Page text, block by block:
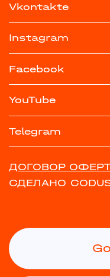
Vkontakte
Instagram
Facebook
YouTube
Telegram
ДОГОВОР
СДЕЛАНО